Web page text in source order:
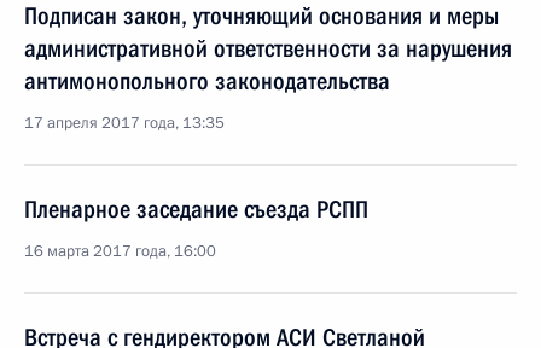
Подписан закон, уточняющий основания и меры
административной ответственности за нарушения
антимонопольного законодательства
17 апреля 2017 года, 13:35
Пленарное заседание съезда РСПП
16 марта 2017 года, 16:00
Встреча с гендиректором АСИ Светланой